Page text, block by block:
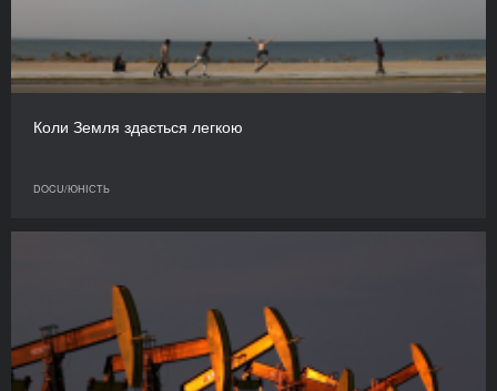
Коли Земля здається легкою
DOCU/ЮНІСТЬ